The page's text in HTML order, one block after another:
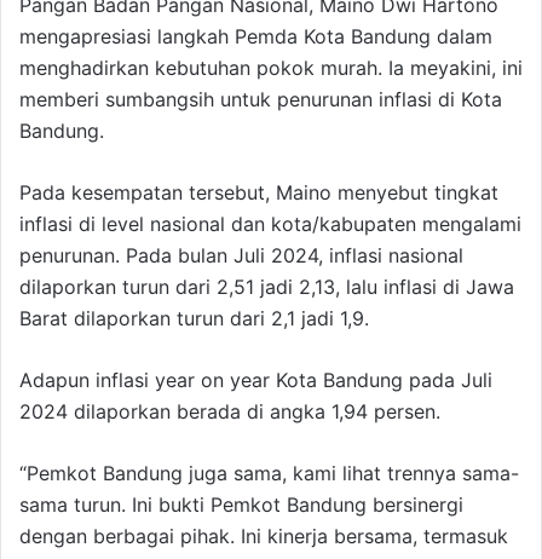
Pangan Badan Pangan Nasional, Maino Dwi Hartono
mengapresiasi langkah Pemda Kota Bandung dalam
menghadirkan kebutuhan pokok murah. Ia meyakini, ini
memberi sumbangsih untuk penurunan inflasi di Kota
Bandung.
Pada kesempatan tersebut, Maino menyebut tingkat
inflasi di level nasional dan kota/kabupaten mengalami
penurunan. Pada bulan Juli 2024, inflasi nasional
dilaporkan turun dari 2,51 jadi 2,13, lalu inflasi di Jawa
Barat dilaporkan turun dari 2,1 jadi 1,9.
Adapun inflasi year on year Kota Bandung pada Juli
2024 dilaporkan berada di angka 1,94 persen.
“Pemkot Bandung juga sama, kami lihat trennya sama-
sama turun. Ini bukti Pemkot Bandung bersinergi
dengan berbagai pihak. Ini kinerja bersama, termasuk